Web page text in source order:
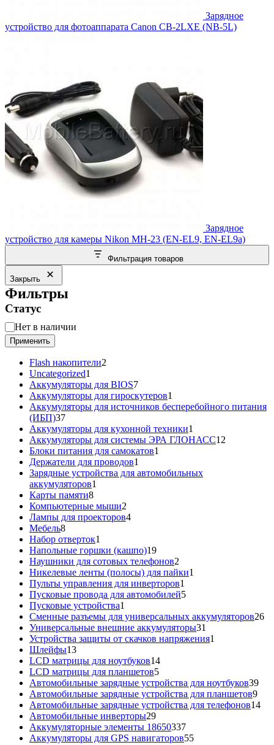
Зарядное
устройство для фотоаппарата Canon CB-2LXE (NB-5L)
Зарядное
устройство для камеры Nikon MH-23 (EN-EL9, EN-EL9a)
Фильтрация товаров
Закрыть
Фильтры
Статус
Статус
Нет в наличии
Применить
Flash накопители2
Uncategorized1
товар
Аккумуляторы для BIOS77
товаров
Аккумуляторы для гироскутеров1
товар
Аккумуляторы для источников бесперебойного питания
(ИБП)3737
товаров
Аккумуляторы для кухонной техники1
товар
Аккумуляторы для системы ЭРА ГЛОНАСС12
Блоки питания для самокатов1
Держатели для проводов1
товар
Зарядные устройства для автомобильных
аккумуляторов1
Карты памяти88
товаров
Компьютерные мыши2
товара
Лампы для проекторов44
Мебель88
товаров
Набор отверток1
товар
Напольные горшки (кашпо)1919
товаров
Наушники для сотовых телефонов2
товара
Никелевые ленты (полосы) для пайки1
Пульты управления для инверторов1
товар
Пусковые провода для автомобилей55
Пусковые устройства1
товар
Сменные разъемы для универсальных аккумуляторов2626
Универсальные внешние аккумуляторы31
товар
Устройства защиты от скачков напряжения1
Шлейфы1313
товаров
LCD матрицы для ноутбуков1414
LCD матрицы для планшетов55
товаров
Автомобильные зарядные устройства для ноутбуков3939
Автомобильные зарядные устройства для планшетов99
Автомобильные зарядные устройства для телефонов1414
Автомобильные инверторы2929
товаров
Аккумуляторные элементы 18650337337
товаров
Аккумуляторы для GPS навигаторов5555